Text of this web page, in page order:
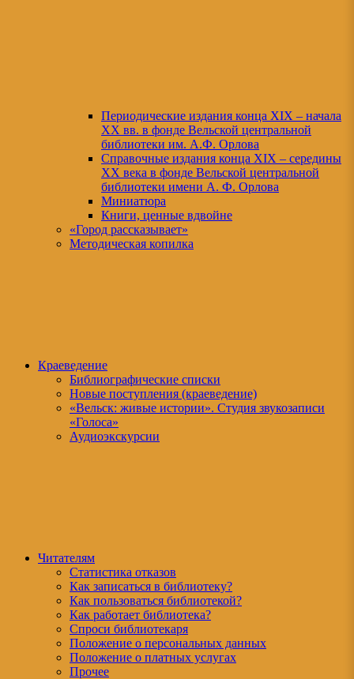
Периодические издания конца XIХ – начала
XX вв. в фонде Вельской центральной
библиотеки им. А.Ф. Орлова
Справочные издания конца XIX – середины
XX века в фонде Вельской центральной
библиотеки имени А. Ф. Орлова
Миниатюра
Книги, ценные вдвойне
«Город рассказывает»
Методическая копилка
Краеведение
Библиографические списки
Новые поступления (краеведение)
«Вельск: живые истории». Студия звукозаписи
«Голоса»
Аудиоэкскурсии
Читателям
Статистика отказов
Как записаться в библиотеку?
Как пользоваться библиотекой?
Как работает библиотека?
Спроси библиотекаря
Положение о персональных данных
Положение о платных услугах
Прочее